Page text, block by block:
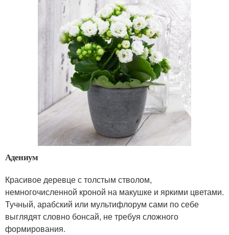
Адениум
Красивое деревце с толстым стволом,
немногочисленной кроной на макушке и яркими цветами.
Тучный, арабский или мультифлорум сами по себе
выглядят словно бонсай, не требуя сложного
формирования.